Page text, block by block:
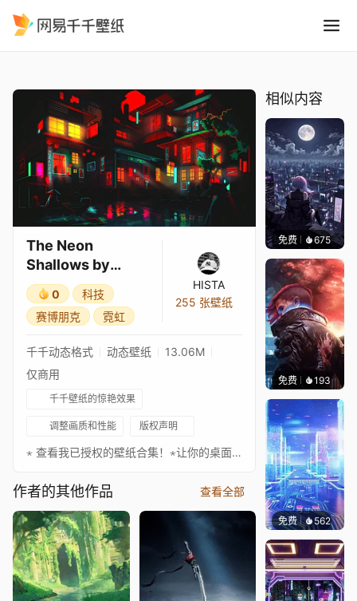
The Neon
Shallows by
LEIKOI
0
科技
赛博朋克
霓虹
HISTA
255 张壁纸
千千动态格式 动态壁纸
13.06M
仅商用
千千壁纸的惊艳效果
调整画质和性能 版权声明
⋆ 查看我已授权的壁纸合集！⋆让你的桌面更出色！请务必关注以下艺术家，欣赏更多精彩作品！❊ 支持作者：https://twitter.com/LEIK0I• https://www.deviantart.com/leikoi你想让我为你制作壁纸吗？立即订购！如果想支持我，请考虑捐赠。♪ Emil Rottmayer - Descend❧ 你可以在这里关注我：• Twitter • YouTube • Reddit • ArtStation • 我的官网
作者的其他作品 查看全部
相似内容
免费 675鲨鲨啊
免费 193
免费 562